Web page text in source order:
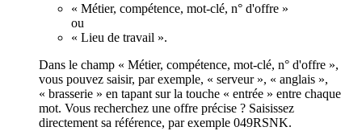
« Métier, compétence, mot-clé, n° d'offre »
ou
« Lieu de travail ».
Dans le champ « Métier, compétence, mot-clé, n° d'offre »,
vous pouvez saisir, par exemple, « serveur », « anglais »,
« brasserie » en tapant sur la touche « entrée » entre chaque
mot. Vous recherchez une offre précise ? Saisissez
directement sa référence, par exemple 049RSNK.